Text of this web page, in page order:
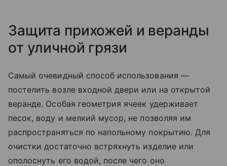
Защита прихожей и веранды
от уличной грязи
Самый очевидный способ использования —
постелить возле входной двери или на открытой
веранде. Особая геометрия ячеек удерживает
песок, воду и мелкий мусор, не позволяя им
распространяться по напольному покрытию. Для
очистки достаточно встряхнуть изделие или
ополоснуть его водой, после чего оно